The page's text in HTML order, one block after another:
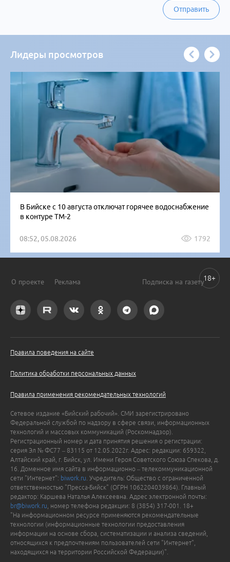
Отправить
Лидеры просмотров
В Бийске с 10 августа отключат горячее водоснабжение
в контуре ТМ-2
08:52, 05.08.2026 1792
О проекте Реклама Подписка на газету
Правила поведения на сайте
Политика обработки персональных данных
Правила применения рекомендательных технологий
Сетевое издание «Бийский рабочий». СМИ зарегистрировано
Федеральной службой по надзору в сфере связи, информационных
технологий и массовых коммуникаций (Роскомнадзор).
Регистрационный номер и дата принятия решения о регистрации:
серия Эл № ФС77 – 83115 от 12.05.2022г. Адрес: редакции: 659322,
Алтайский край, г. Бийск, ул. Имени Героя Советского Союза Спекова, д.
16. Доменное имя сайта в информационно – телекоммуникационной
сети "Интернет": biwork.ru . Учредитель: Общество с ограниченной
ответственностью "Пресса-Бийск" (ОГРН 1062204039864). Главный
редактор: Каршева Наталья Алексеевна. Адрес электронной почты:
br@biwork.ru , номер телефона редакции: 8 (3854) 317-001. 18+
"На информационном ресурсе применяются рекомендательные
технологии (информационные технологии предоставления
информации на основе сбора, систематизации и анализа сведений,
относящихся к предпочтениям пользователей сети "Интернет",
находящихся на территории Российской Федерации)".
18+